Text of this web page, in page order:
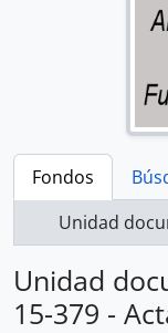
Fondos
Unidad
Unidad
15-379 -